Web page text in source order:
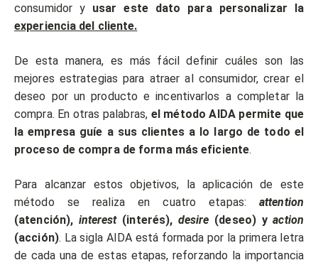
consumidor y usar este dato para personalizar la
experiencia del cliente.
De esta manera, es más fácil definir cuáles son las
mejores estrategias para atraer al consumidor, crear el
deseo por un producto e incentivarlos a completar la
compra. En otras palabras, el método AIDA permite que
la empresa guíe a sus clientes a lo largo de todo el
proceso de compra de forma más eficiente.
Para alcanzar estos objetivos, la aplicación de este
método se realiza en cuatro etapas:attention
(atención), interest(interés), desire (deseo) yaction
(acción). La sigla AIDA está formada por la primera letra
de cada una de estas etapas, reforzando la importancia